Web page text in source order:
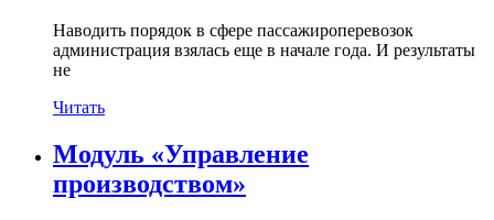
Наводить порядок в сфере пассажироперевозок
администрация взялась еще в начале года. И результаты
не
Читать
Модуль «Управление
производством»